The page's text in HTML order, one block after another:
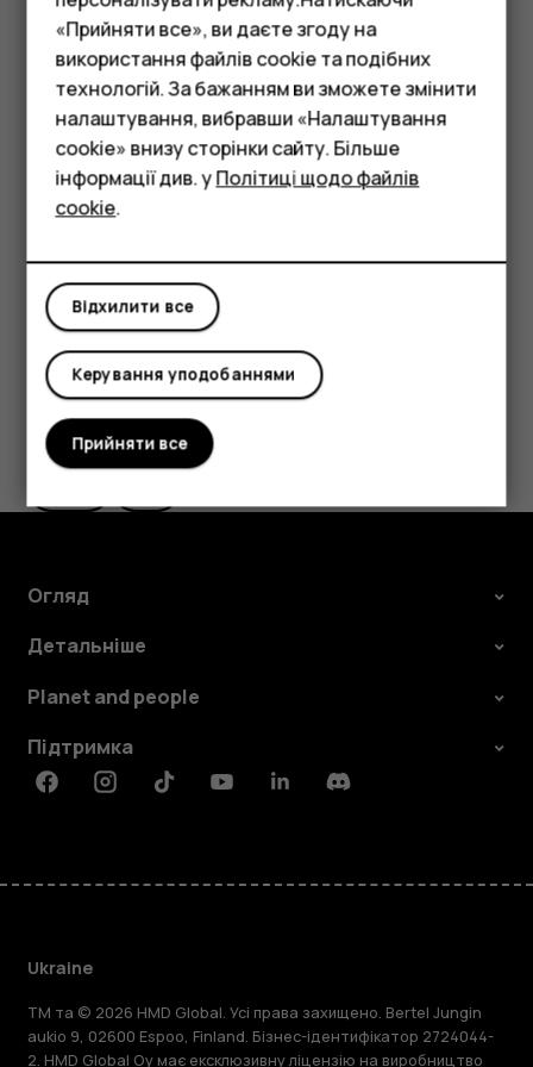
Смартфони
Фічерфони
Аксесуари
Планшети
Якщо телефон запитує PIN-код, торкніться
пунктуЕкстрений виклик.
Вимкніть активовані в телефоні обмеження
викликів, наприклад заборону дзвінків, фіксований
набір або закриту групу абонентів.
Якщо мобільна мережа недоступна, можна також
спробувати здійснити інтернет-виклик за
Це було для вас корисним?
Огляд
Детальніше
Planet and people
Підтримка
FacebookInstagramTiktokYoutubeLinkedinDiscord
Ukraine
TM та © 2026 HMD Global. Усі права захищено. Bertel Jungin
aukio 9, 02600 Espoo, Finland. Бізнес-ідентифікатор 2724044-
2. HMD Global Oy має ексклюзивну ліцензію на виробництво
«Прийняти все», ви даєте згоду на
використання файлів cookie та подібних
технологій. За бажанням ви зможете змінити
налаштування, вибравши «Налаштування
cookie» внизу сторінки сайту. Більше
інформації див. уПолітиці щодо файлів
cookie.
Відхилити все
Керування уподобаннями
Прийняти все